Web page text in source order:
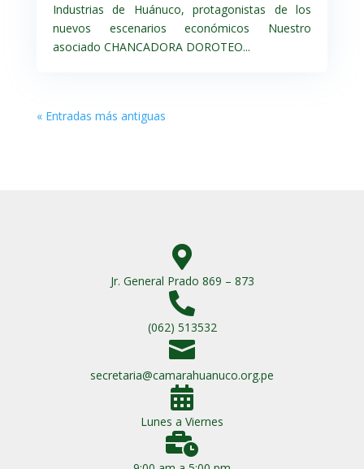
Industrias de Huánuco, protagonistas de los
nuevos escenarios económicos Nuestro
asociado CHANCADORA DOROTEO...
« Entradas más antiguas

Jr. General Prado 869 – 873

(062) 513532

secretaria@camarahuanuco.org.pe

Lunes a Viernes
